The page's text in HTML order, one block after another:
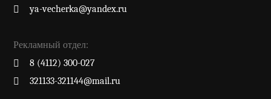
ya-vecherka@yandex.ru
Рекламный отдел:
8 (4112) 300-027
321133-321144@mail.ru